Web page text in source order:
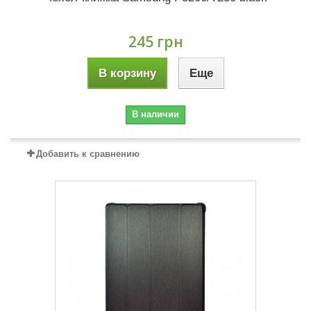
245 грн
В корзину Еще
В наличии
Добавить к сравнению